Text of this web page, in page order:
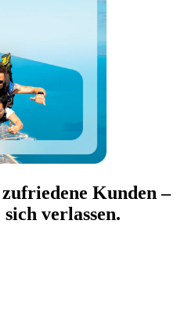
Kunden –
verlassen.